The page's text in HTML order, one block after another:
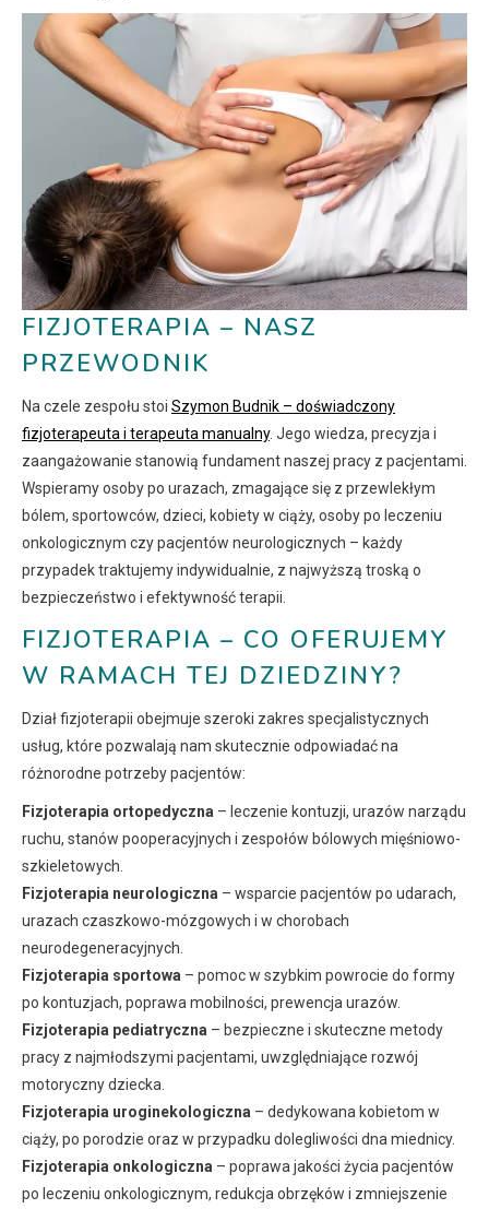
FIZJOTERAPIA – NASZ
PRZEWODNIK
Na czele zespołu stoi Szymon Budnik – doświadczony
fizjoterapeuta i terapeuta manualny. Jego wiedza, precyzja i
zaangażowanie stanowią fundament naszej pracy z pacjentami.
Wspieramy osoby po urazach, zmagające się z przewlekłym
bólem, sportowców, dzieci, kobiety w ciąży, osoby po leczeniu
onkologicznym czy pacjentów neurologicznych – każdy
przypadek traktujemy indywidualnie, z najwyższą troską o
bezpieczeństwo i efektywność terapii.
FIZJOTERAPIA – CO OFERUJEMY
W RAMACH TEJ DZIEDZINY?
Dział fizjoterapii obejmuje szeroki zakres specjalistycznych
usług, które pozwalają nam skutecznie odpowiadać na
różnorodne potrzeby pacjentów:
Fizjoterapia ortopedyczna – leczenie kontuzji, urazów narządu
ruchu, stanów pooperacyjnych i zespołów bólowych mięśniowo-
szkieletowych.
Fizjoterapia neurologiczna – wsparcie pacjentów po udarach,
urazach czaszkowo-mózgowych i w chorobach
neurodegeneracyjnych.
Fizjoterapia sportowa – pomoc w szybkim powrocie do formy
po kontuzjach, poprawa mobilności, prewencja urazów.
Fizjoterapia pediatryczna – bezpieczne i skuteczne metody
pracy z najmłodszymi pacjentami, uwzględniające rozwój
motoryczny dziecka.
Fizjoterapia uroginekologiczna – dedykowana kobietom w
ciąży, po porodzie oraz w przypadku dolegliwości dna miednicy.
Fizjoterapia onkologiczna – poprawa jakości życia pacjentów
po leczeniu onkologicznym, redukcja obrzęków i zmniejszenie